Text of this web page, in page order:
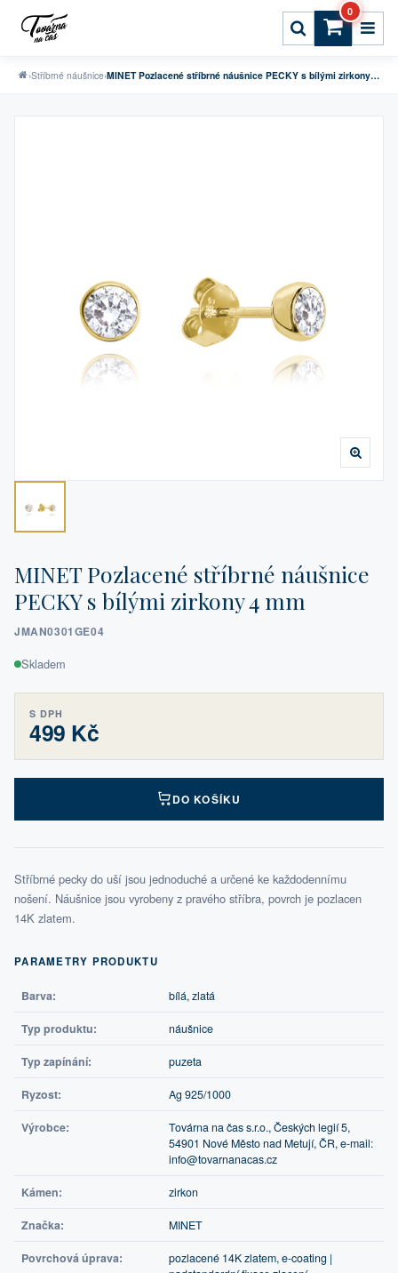
0
›Stříbrné náušnice› MINET Pozlacené stříbrné náušnice PECKY s bílými zirkony 4 mm
MINET Pozlacené stříbrné náušnice
PECKY s bílými zirkony 4 mm
JMAN0301GE04
Skladem
S DPH
499 Kč
DO KOŠÍKU
Stříbrné pecky do uší jsou jednoduché a určené ke každodennímu
nošení. Náušnice jsou vyrobeny z pravého stříbra, povrch je pozlacen
14K zlatem.
PARAMETRY PRODUKTU
Barva: bílá, zlatá
Typ produktu: náušnice
Typ zapínání: puzeta
Ryzost: Ag 925/1000
Výrobce:
Továrna na čas s.r.o., Českých legií 5,
54901 Nové Město nad Metují, ČR, e-mail:
info@tovarnanacas.cz
Kámen: zirkon
Značka: MINET
Povrchová úprava:
pozlacené 14K zlatem, e-coating |